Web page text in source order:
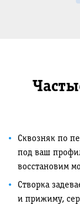
Сквозняк по
под ваш
восстановим
Створка
и прижиму,